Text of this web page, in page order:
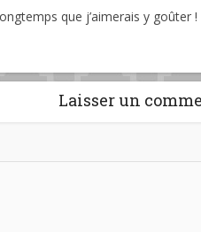
que j’aimerais y goûter
Laisser un